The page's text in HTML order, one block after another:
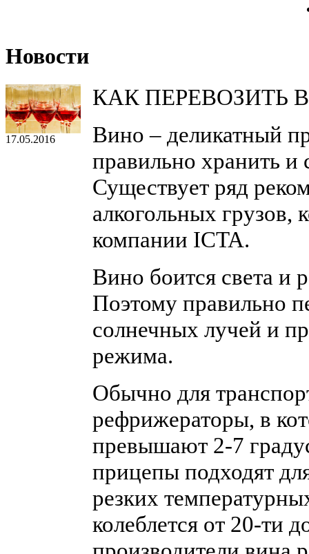
Новости
17.05.2016
КАК ПЕРЕВОЗИТЬ
Вино – деликатный
правильно хранить и
Существует ряд
алкогольных грузов,
компании ICTA.
Вино боится света и
Поэтому правильно
солнечных лучей и
режима.
Обычно для
рефрижераторы, в
превышают 2-7
прицепы подходят
резких
колеблется от 20-ти